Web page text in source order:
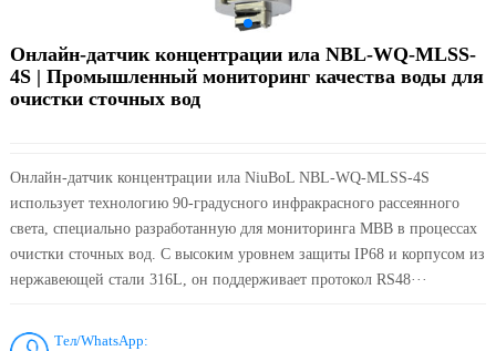
Онлайн-датчик концентрации ила NBL-WQ-MLSS-
4S | Промышленный мониторинг качества воды для
очистки сточных вод
Онлайн-датчик концентрации ила NiuBoL NBL-WQ-MLSS-4S
использует технологию 90-градусного инфракрасного рассеянного
света, специально разработанную для мониторинга МВВ в процессах
очистки сточных вод. С высоким уровнем защиты IP68 и корпусом из
нержавеющей стали 316L, он поддерживает протокол RS48···
Тел/WhatsApp: